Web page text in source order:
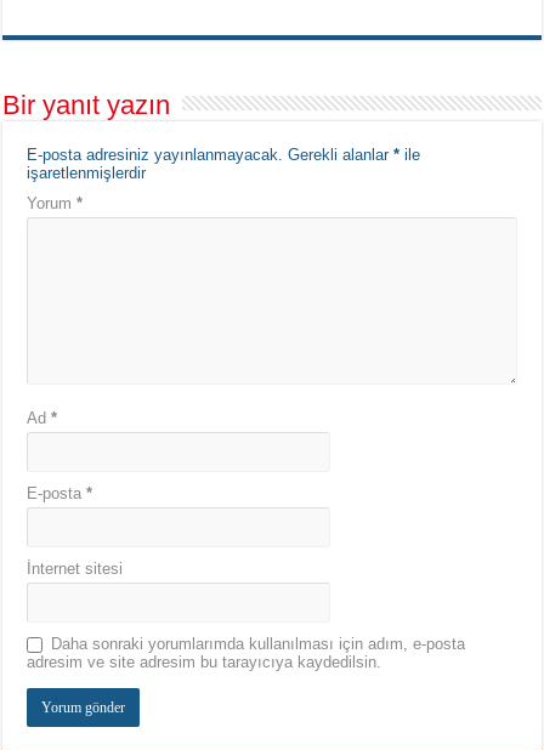
Bir yanıt yazın
E-posta adresiniz yayınlanmayacak. Gerekli alanlar* ile
işaretlenmişlerdir
Yorum*
Ad*
E-posta*
İnternet sitesi
Daha sonraki yorumlarımda kullanılması için adım, e-posta
adresim ve site adresim bu tarayıcıya kaydedilsin.